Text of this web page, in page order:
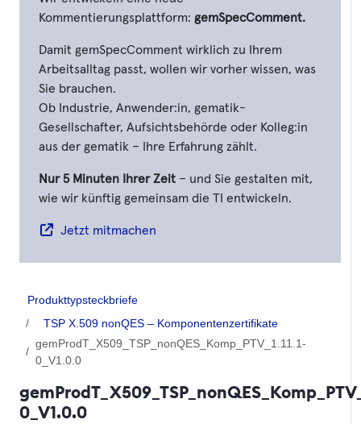
Kommentierungsplattform: gemSpecComment.
Damit gemSpecComment wirklich zu Ihrem
Arbeitsalltag passt, wollen wir vorher wissen, was
Sie brauchen.
Ob Industrie, Anwender:in, gematik-
Gesellschafter, Aufsichtsbehörde oder Kolleg:in
aus der gematik – Ihre Erfahrung zählt.
Nur 5 Minuten Ihrer Zeit – und Sie gestalten mit,
wie wir künftig gemeinsam die TI entwickeln.
Jetzt mitmachen
Produkttypsteckbriefe
TSP X.509 nonQES – Komponentenzertifikate
gemProdT_X509_TSP_nonQES_Komp_PTV_1.11.1-
0_V1.0.0
0_V1.0.0